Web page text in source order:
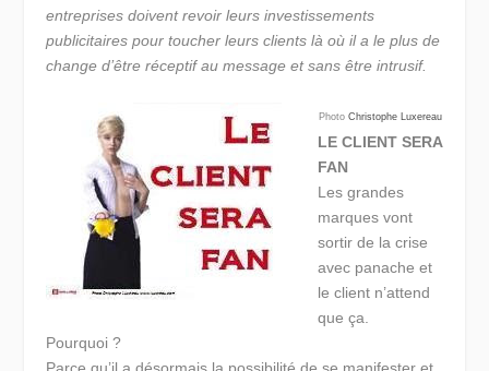
entreprises doivent revoir leurs investissements
publicitaires pour toucher leurs clients là où il a le plus de
change d’être réceptif au message et sans être intrusif.
Photo Christophe Luxereau
LE CLIENT SERA
FAN
Les grandes
marques vont
sortir de la crise
avec panache et
le client n’attend
que ça.
Pourquoi ?